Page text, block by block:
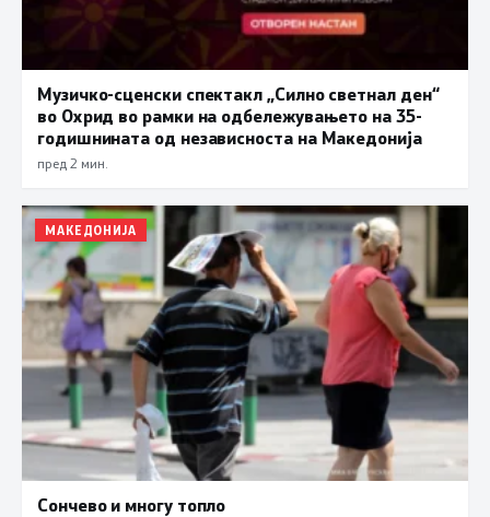
Музичко-сценски спектакл „Силно светнал ден“
во Охрид во рамки на одбележувањето на 35-
годишнината од независноста на Македонија
пред 2 мин.
МАКЕДОНИЈА
Сончево и многу топло